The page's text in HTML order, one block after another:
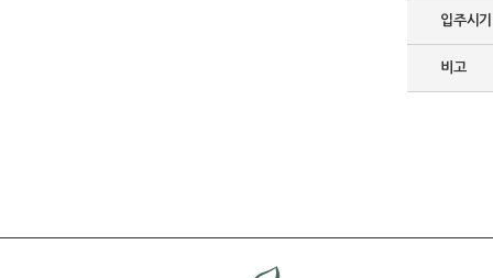
입주시기
비고